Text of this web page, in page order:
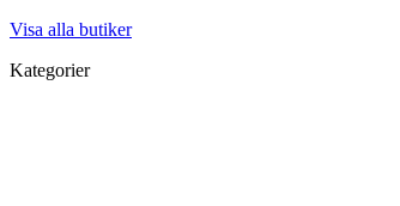
Visa alla butiker
Kategorier